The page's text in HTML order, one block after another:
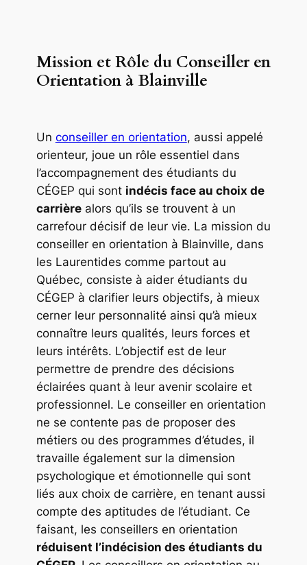
Mission et Rôle du Conseiller en
Orientation à Blainville
Un conseiller en orientation, aussi appelé
orienteur, joue un rôle essentiel dans
l’accompagnement des étudiants du
CÉGEP qui sont indécis face au choix de
carrièrealors qu’ils se trouvent à un
carrefour décisif de leur vie. La mission du
conseiller en orientation à Blainville, dans
les Laurentides comme partout au
Québec, consiste à aider étudiants du
CÉGEP à clarifier leurs objectifs, à mieux
cerner leur personnalité ainsi qu’à mieux
connaître leurs qualités, leurs forces et
leurs intérêts. L’objectif est de leur
permettre de prendre des décisions
éclairées quant à leur avenir scolaire et
professionnel. Le conseiller en orientation
ne se contente pas de proposer des
métiers ou des programmes d’études, il
travaille également sur la dimension
psychologique et émotionnelle qui sont
liés aux choix de carrière, en tenant aussi
compte des aptitudes de l’étudiant. Ce
faisant, les conseillers en orientation
réduisent l’indécision des étudiants du